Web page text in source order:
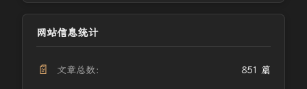
网站信息统计
📄 文章总数： 851 篇